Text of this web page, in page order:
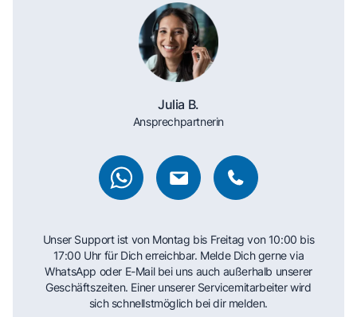
Julia B.
Ansprechpartnerin
Unser Support ist von Montag bis Freitag von 10:00 bis
17:00 Uhr für Dich erreichbar. Melde Dich gerne via
WhatsApp oder E-Mail bei uns auch außerhalb unserer
Geschäftszeiten. Einer unserer Servicemitarbeiter wird
sich schnellstmöglich bei dir melden.